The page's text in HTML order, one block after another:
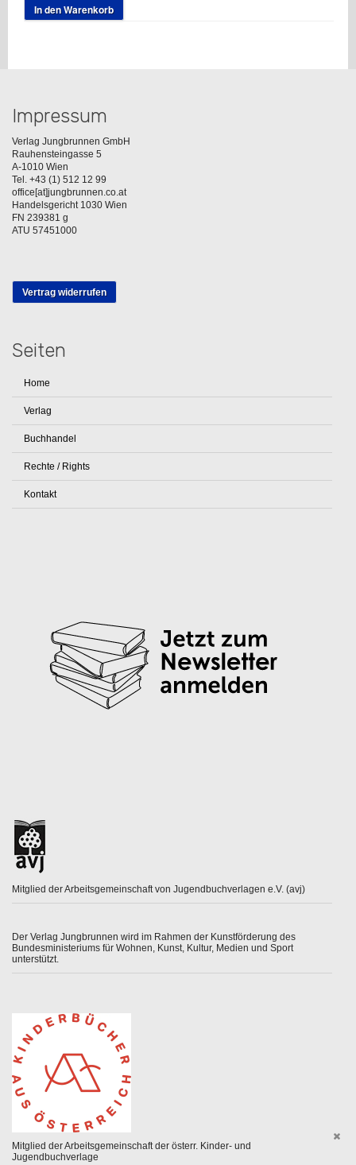
In den Warenkorb
Impressum
Verlag Jungbrunnen GmbH
Rauhensteingasse 5
A-1010 Wien
Tel. +43 (1) 512 12 99
office[at]jungbrunnen.co.at
Handelsgericht 1030 Wien
FN 239381 g
ATU 57451000
Vertrag widerrufen
Seiten
Home
Verlag
Buchhandel
Rechte / Rights
Kontakt
Mitglied der Arbeitsgemeinschaft von Jugendbuchverlagen e.V. (avj)
Der Verlag Jungbrunnen wird im Rahmen der Kunstförderung des
Bundesministeriums für Wohnen, Kunst, Kultur, Medien und Sport
unterstützt.
Mitglied der Arbeitsgemeinschaft der österr. Kinder- und
Jugendbuchverlage